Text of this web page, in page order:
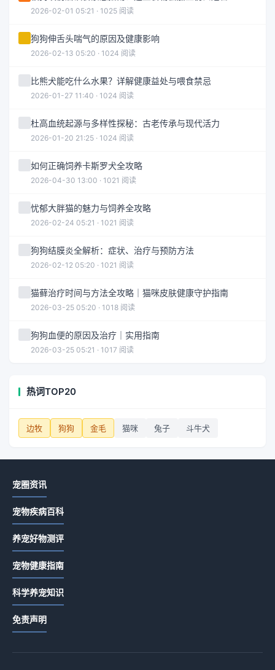
2026-02-01 05:21 · 1025 阅读
狗狗伸舌头喘气的原因及健康影响
2026-02-13 05:20 · 1024 阅读
比熊犬能吃什么水果？详解健康益处与喂食禁忌
2026-01-27 11:40 · 1024 阅读
杜高血统起源与多样性探秘：古老传承与现代活力
2026-01-20 21:25 · 1024 阅读
如何正确饲养卡斯罗犬全攻略
2026-04-30 13:00 · 1021 阅读
忧郁大胖猫的魅力与饲养全攻略
2026-02-24 05:21 · 1021 阅读
狗狗结膜炎全解析：症状、治疗与预防方法
2026-02-12 05:20 · 1021 阅读
猫藓治疗时间与方法全攻略｜猫咪皮肤健康守护指南
2026-03-25 05:20 · 1018 阅读
狗狗血便的原因及治疗｜实用指南
2026-03-25 05:21 · 1017 阅读
热词TOP20
边牧 狗狗 金毛 猫咪 兔子 斗牛犬
宠圈资讯
宠物疾病百科
养宠好物测评
宠物健康指南
科学养宠知识
免责声明